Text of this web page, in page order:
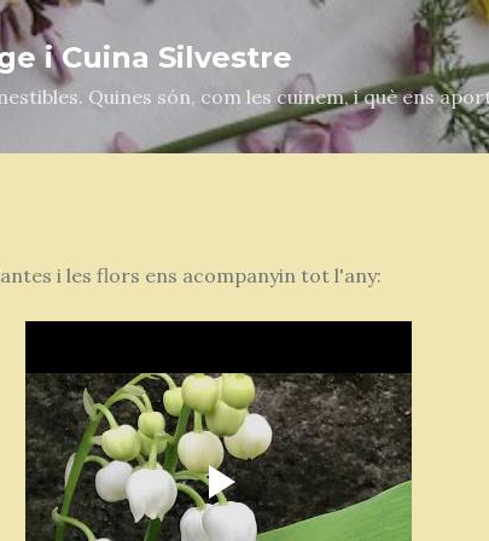
i Cuina Silvestre
Quines són, com les cuinem, i què ens
i les flors ens acompanyin tot l'any: